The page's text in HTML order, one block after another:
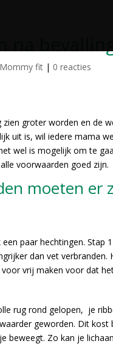
na bevalling
Mommy fit | 0 reacties
zien groter worden en de
uit is, wil iedere mama
wel is mogelijk om te
voorwaarden goed zijn.
moeten er
paar hechtingen.
dan vet
vrij maken voor dat
rug rond gelopen, je
geworden. Dit
beweegt. Zo kan je